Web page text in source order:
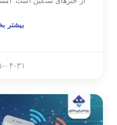
بیشتر
۱۴۰۵-